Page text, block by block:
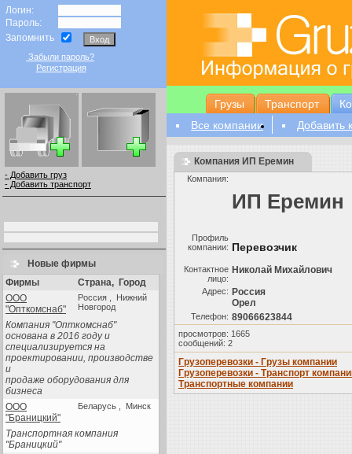
Логин:
Пароль:
Запомнить
Забыли пароль?
Регистрация
- Добавить груз
- Добавить транспорт
Новые фирмы
Фирмы
Страна, Город
ООО
"Опткомснаб"
Россия , Нижний
Новгород
Компания "Опткомснаб"
основана в 2016 году и
специализируется на
проектировании, производстве
и
продаже оборудования для
бизнеса
ООО
"Браницкий"
Беларусь , Минск
Транспортная компания
"Браницкий"
Грузы Транспорт
Все компании
Добавить
Компания ИП Еремин
Компания:
ИП Еремин
Профиль
компании: Перевозчик
Контактное
лицо:
Николай Михайлович
Aдрес: Россия
Орел
Телефон: 89066623844
просмотров: 1665
сообщений: 2
Грузоперевозки - Грузы компании
Грузоперевозки - Транспорт
Транспортные компании